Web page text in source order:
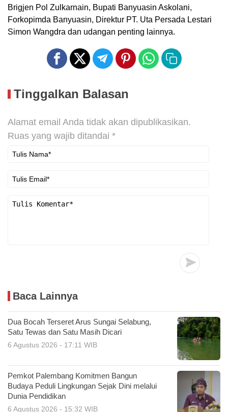
Brigjen Pol Zulkarnain, Bupati Banyuasin Askolani,
Forkopimda Banyuasin, Direktur PT. Uta Persada Lestari
Simon Wangdra dan udangan penting lainnya.
Tinggalkan Balasan
Alamat email Anda tidak akan dipublikasikan.
Ruas yang wajib ditandai *
Baca Lainnya
Dua Bocah Terseret Arus Sungai Selabung,
Satu Tewas dan Satu Masih Dicari
6 Agustus 2026 - 17:11 WIB
Pemkot Palembang Komitmen Bangun
Budaya Peduli Lingkungan Sejak Dini melalui
Dunia Pendidikan
6 Agustus 2026 - 15:32 WIB